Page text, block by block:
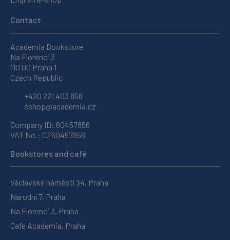
Contact
Academia Bookstore
Na Florenci 3
110 00 Praha 1
Czech Republic
+420 221 403 858
eshop@academia.cz
Company ID: 60457856
VAT No.: CZ60457856
Bookstores and café
Václavské náměstí 34, Praha
Národní 7, Praha
Na Florenci 3, Praha
Cafe Academia, Praha